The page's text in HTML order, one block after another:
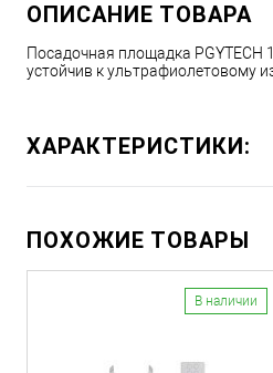
ОПИСАНИЕ ТОВАРА
Посадочная площадка PGYTECH
устойчив к ультрафиолетовому
ХАРАКТЕРИСТИКИ:
ПОХОЖИЕ ТОВАРЫ
В наличии